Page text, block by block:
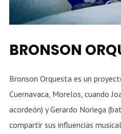
BRONSON
Bronson Orquesta es un
Cuernavaca, Morelos, cuando
acordeón) y Gerardo Noriega
compartir sus influencias